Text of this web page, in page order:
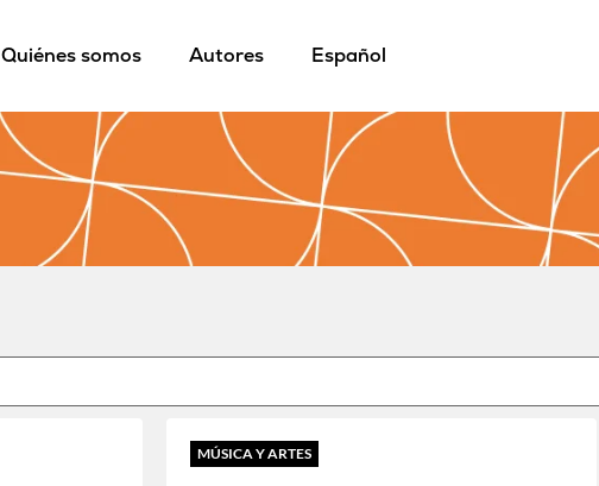
Quiénes somos Autores Español
MÚSICA Y ARTES